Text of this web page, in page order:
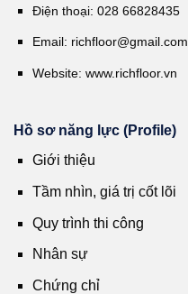
Điện thoại: 028 66828435
Email: richfloor@gmail.com
Website: www.richfloor.vn
Hồ sơ năng lực (Profile)
Giới thiệu
Tầm nhìn, giá trị cốt lõi
Quy trình thi công
Nhân sự
Chứng chỉ